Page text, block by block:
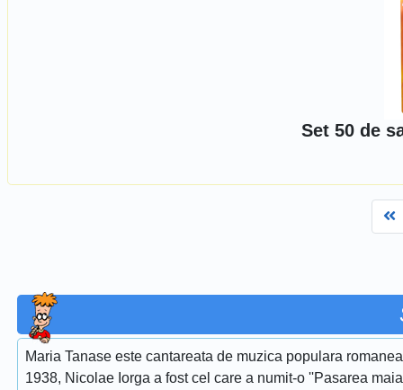
Set 50 de
Maria Tanase este cantareata de muzica populara
1938, Nicolae Iorga a fost cel care a numit-o ''Pasarea